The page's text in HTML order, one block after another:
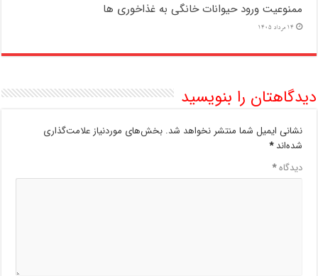
ممنوعیت ورود حیوانات خانگی به غذاخوری ها
14 مرداد 1405
دیدگاهتان را بنویسید
نشانی ایمیل شما منتشر نخواهد شد. بخش‌های موردنیاز علامت‌گذاری
شده‌اند*
دیدگاه*